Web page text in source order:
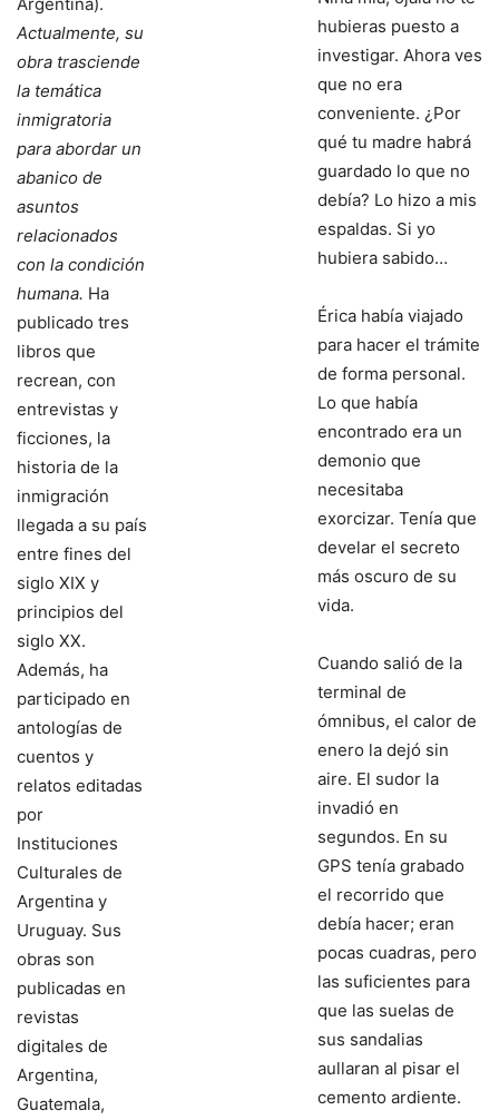
Actualmente, su
obra trasciende
la temática
inmigratoria
para abordar un
abanico de
asuntos
relacionados
con la condición
humana. Ha
publicado tres
libros que
recrean, con
entrevistas y
ficciones, la
historia de la
inmigración
llegada a su país
entre fines del
siglo XIX y
principios del
siglo XX.
Además, ha
participado en
antologías de
cuentos y
relatos editadas
por
Instituciones
Culturales de
Argentina y
Uruguay. Sus
obras son
publicadas en
revistas
digitales de
Argentina,
Guatemala,
hubieras puesto a
investigar. Ahora ves
que no era
conveniente. ¿Por
qué tu madre habrá
guardado lo que no
debía? Lo hizo a mis
espaldas. Si yo
hubiera sabido…
Érica había viajado
para hacer el trámite
de forma personal.
Lo que había
encontrado era un
demonio que
necesitaba
exorcizar. Tenía que
develar el secreto
más oscuro de su
vida.
Cuando salió de la
terminal de
ómnibus, el calor de
enero la dejó sin
aire. El sudor la
invadió en
segundos. En su
GPS tenía grabado
el recorrido que
debía hacer; eran
pocas cuadras, pero
las suficientes para
que las suelas de
sus sandalias
aullaran al pisar el
cemento ardiente.